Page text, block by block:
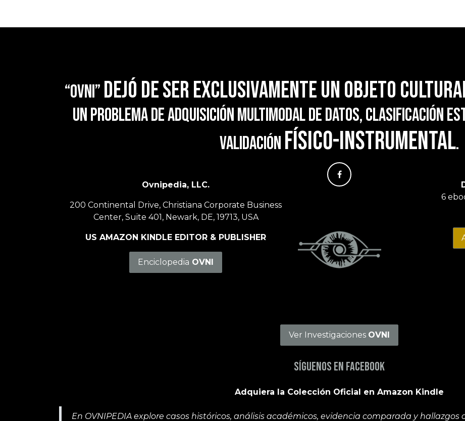
“OVNI” dejó de ser exclusivamente un objeto
un problema de adquisición multimodal de datos, clasificación
validación físico-instrumental.
6
Ovnipedia, LLC.
200 Continental Drive, Christiana Corporate Business
Center, Suite 401, Newark, DE, 19713, USA
US AMAZON KINDLE EDITOR & PUBLISHER
Enciclopedia OVNI
Ver Investigaciones OVNI
Síguenos en Facebook
Adquiera la Colección Oficial en Amazon Kindle
En OVNIPEDIA explore casos históricos, análisis académicos, evidencia comparada y